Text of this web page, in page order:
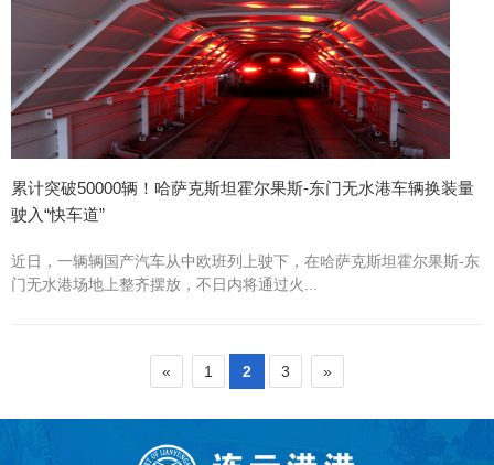
累计突破50000辆！哈萨克斯坦霍尔果斯-东门无水港车辆换装量
驶入“快车道”
近日，一辆辆国产汽车从中欧班列上驶下，在哈萨克斯坦霍尔果斯-东
门无水港场地上整齐摆放，不日内将通过火...
« 1 2 3 »